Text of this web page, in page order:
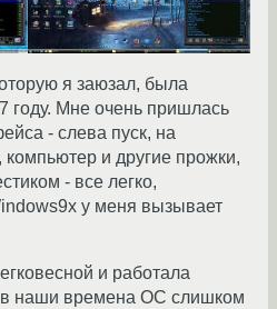
я заюзал, была
году. Мне очень пришлась
- слева пуск, на
компьютер и другие прожки,
- все легко,
у меня вызывает
и работала
наши времена ОС слишком